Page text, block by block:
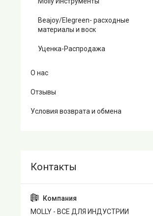
Beajoy/Elegreen- расходные
материалы и воск
Уценка-Распродажа
О нас
Отзывы
Условия возврата и обмена
MOLLY - ВСЕ ДЛЯ ИНДУСТРИИ